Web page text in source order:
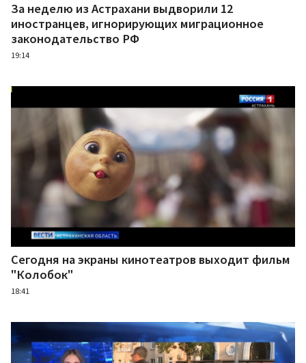
За неделю из Астрахани выдворили 12
иностранцев, игнорирующих миграционное
законодательство РФ
19:14
Сегодня на экраны кинотеатров выходит фильм
"Колобок"
18:41